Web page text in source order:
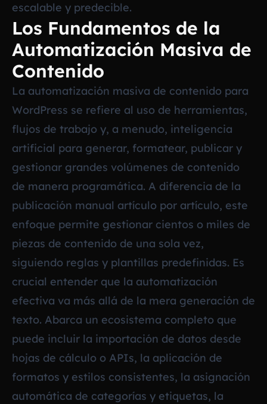
escalable y predecible.
Los Fundamentos de la
Automatización Masiva de
Contenido
La automatización masiva de contenido para
WordPress se refiere al uso de herramientas,
flujos de trabajo y, a menudo, inteligencia
artificial para generar, formatear, publicar y
gestionar grandes volúmenes de contenido
de manera programática. A diferencia de la
publicación manual artículo por artículo, este
enfoque permite gestionar cientos o miles de
piezas de contenido de una sola vez,
siguiendo reglas y plantillas predefinidas. Es
crucial entender que la automatización
efectiva va más allá de la mera generación de
texto. Abarca un ecosistema completo que
puede incluir la importación de datos desde
hojas de cálculo o APIs, la aplicación de
formatos y estilos consistentes, la asignación
automática de categorías y etiquetas, la